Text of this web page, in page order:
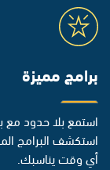
برامج مميزة
استمع بلا حدود مع
استكشف البرامج
أي وقت يناسبك.